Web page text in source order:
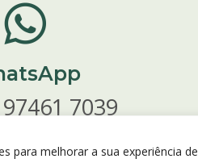
para melhorar a sua experiência de
7039
MENSAGEM